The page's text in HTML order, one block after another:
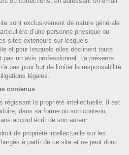
sont exclusivement de nature générale
d’une personne physique ou
sites extérieurs sur lesquels
et pour lesquels elles déclinent toute
pas un avis professionnel. La présente
pas pour but de limiter la responsabilité
légales.
contenus
régissant la propriété intellectuelle. Il est
dans sa forme ou son contenu,
accord écrit de son auteur.
de propriété intellectuelle sur les
à partir de ce site et ne peut donc